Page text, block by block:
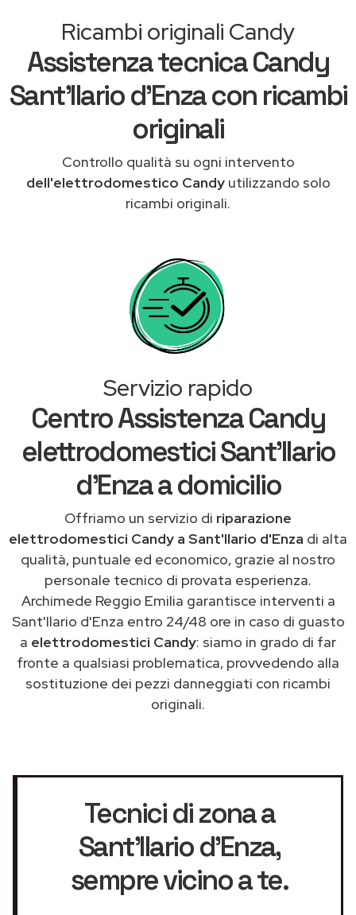
Ricambi originali Candy
Assistenza tecnica Candy
Sant'Ilario d'Enza con ricambi
originali
Controllo qualità su ogni intervento
dell'elettrodomestico Candyutilizzando solo
ricambi originali.
Servizio rapido
Centro Assistenza Candy
elettrodomestici Sant'Ilario
d'Enza a domicilio
Offriamo un servizio di riparazione
elettrodomestici Candy a Sant'Ilario d'Enza di alta
qualità, puntuale ed economico, grazie al nostro
personale tecnico di provata esperienza.
Archimede Reggio Emilia garantisce interventi a
Sant'Ilario d'Enza entro 24/48 ore in caso di guasto
a elettrodomestici Candy: siamo in grado di far
fronte a qualsiasi problematica, provvedendo alla
sostituzione dei pezzi danneggiati con ricambi
originali.
Tecnici di zona a
Sant'Ilario d'Enza,
sempre vicino a te.